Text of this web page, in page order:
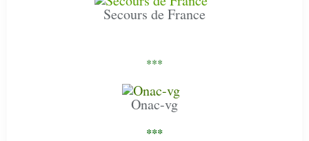
Secours de France
***
Onac-vg
***